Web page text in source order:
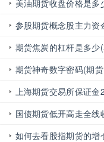
美油期货收盘价格是
少钱)
参股期货概念股主力
主力资金再进场什么意
期货焦炭的杠杆是多
期货神奇数字密码(期
上海期货交易所保证
证金2020年是多少)
国债期货低开高走全
么)
如何去看股指期货的